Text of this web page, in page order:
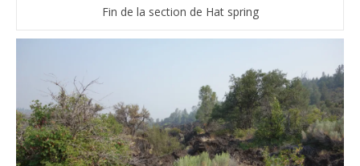
Fin de la section de Hat spring